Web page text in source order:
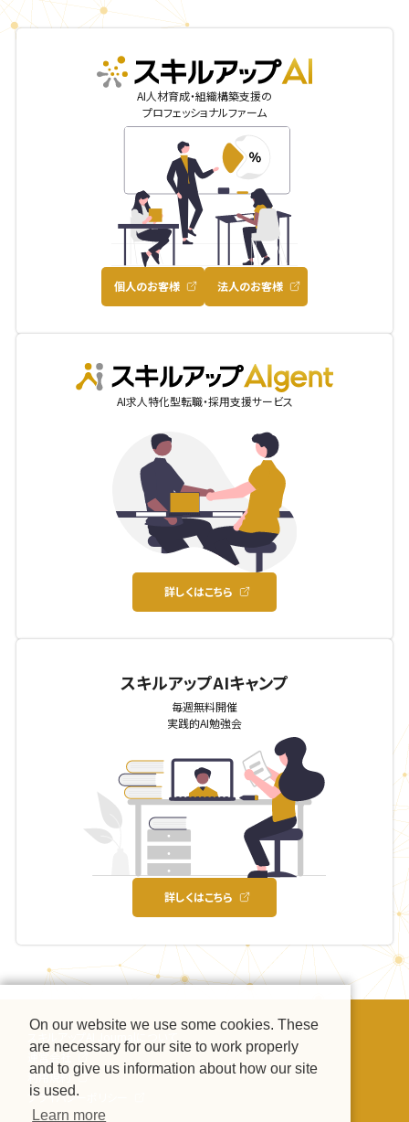
skillupai
AI人材育成・組織構築支援の
プロフェッショナルファーム
個人のお客様 法人のお客様
AIgent
AI求人特化型転職・採用支援サービス
詳しくはこちら
スキルアップAIキャンプ
毎週無料開催
実践的AI勉強会
詳しくはこちら
運営会社
利用規約
プライバシーポリシー
On our website we use some cookies. These
are necessary for our site to work properly
and to give us information about how our site
is used.
Learn more